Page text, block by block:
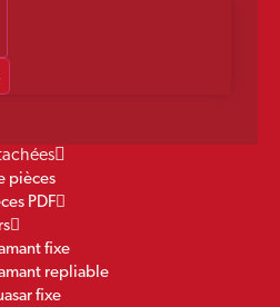
pièces
PDF
fixe
repliable
fixe